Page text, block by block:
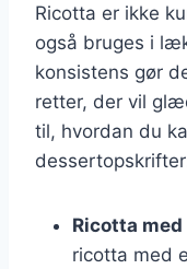
Ricotta er ikke
også bruges i
konsistens gør
retter, der vil
til, hvordan du
Ricotta
ricotta med